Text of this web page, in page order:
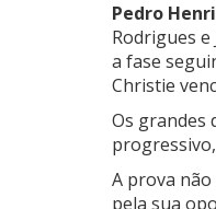
Pedro
Rodrigues e
a fase
Christie
Os grandes
A prova
pela sua